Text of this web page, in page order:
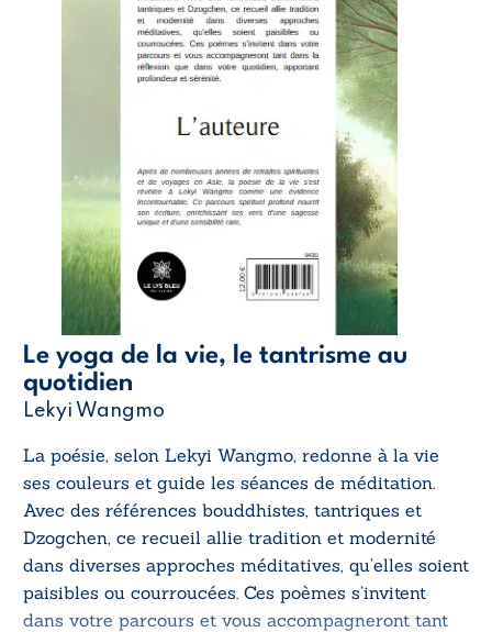
Le yoga de la vie, le tantrisme au
quotidien
Lekyi Wangmo
La poésie, selon Lekyi Wangmo, redonne à la vie
ses couleurs et guide les séances de méditation.
Avec des références bouddhistes, tantriques et
Dzogchen, ce recueil allie tradition et modernité
dans diverses approches méditatives, qu’elles soient
paisibles ou courroucées. Ces poèmes s’invitent
dans votre parcours et vous accompagneront tant